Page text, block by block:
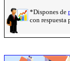
*Dispones de
con respuesta